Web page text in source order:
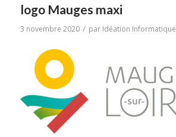
logo Mauges maxi
3 novembre 2020 / par Idéation Informatique